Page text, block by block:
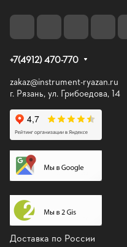
+7(4912) 470-770
zakaz@instrument-ryazan.ru
г. Рязань, ул. Грибоедова, 14
Доставка по России